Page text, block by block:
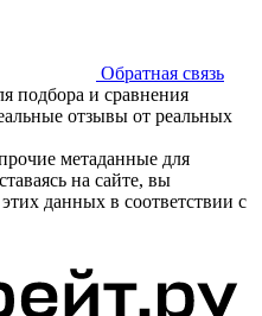
Обратная связь
подбора и сравнения
отзывы от реальных
метаданные для
на сайте, вы
данных в соответствии с